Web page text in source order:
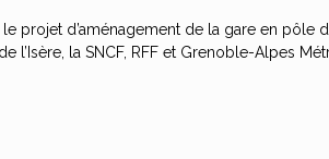
projet d’aménagement de la gare en pôle
l’Isère, la SNCF, RFF et Grenoble-Alpes